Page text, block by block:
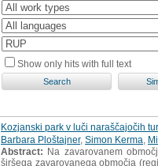
Show only hits with full text
Kozjanski park v luči naraščajočih
Barbara Ploštajner, Simon Kerma
Abstract: Na zavarovanem
širšega zavarovanega območja